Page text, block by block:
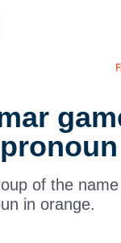
of the
in orange.